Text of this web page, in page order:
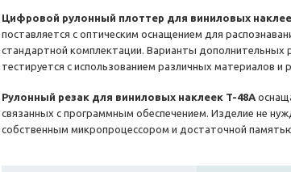
Цифровой рулонный плоттер для виниловых
поставляется с оптическим оснащением для
стандартной комплектации. Варианты
тестируется с использованием различных материалов и
Рулонный резак для виниловых наклеек T-48A
связанных с программным обеспечением. Изделие не
собственным микропроцессором и достаточной